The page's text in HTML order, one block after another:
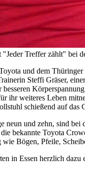
Treffer zählt" bei
und dem
Steffi Gräser,
ihr weiteres Leben
schießend auf das
neun und zehn, sind
bekannte Toyota
Bögen, Pfeile,
in Essen herzlich